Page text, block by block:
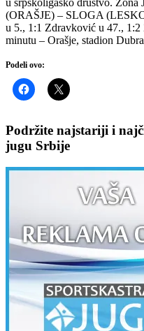
(ORAŠJE) – SLOGA
u 5., 1:1 Zdravković u 47.,
minutu – Orašje, stadion
Podeli ovo:
Podržite najstariji i
jugu Srbije